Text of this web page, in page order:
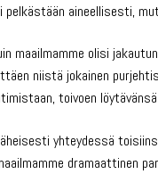
aineellisesti,
maailmamme olisi
niistä jokainen
toivoen
yhteydessä
dramaattinen